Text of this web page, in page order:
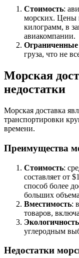
Стоимость:
морских. Цены
килограмм, в
авиакомпании.
груза, что не
Морская
недостатки
Морская доставка
транспортировки
времени.
Преимущества
Стоимость:
составляет от
способ более
больших
Вместимость:
товаров,
Экологичность
углеродным
Недостатки